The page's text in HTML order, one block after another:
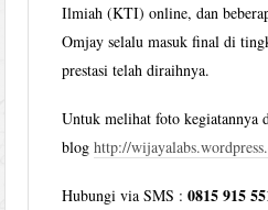
Ilmiah (KTI) online, dan
Omjay selalu masuk final di
prestasi telah diraihnya.
Untuk melihat foto kegiatannya
bloghttp://
Hubungi via SMS :0815 915